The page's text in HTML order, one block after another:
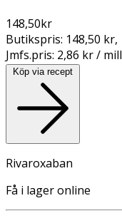
148,50kr
Butikspris: 148,50 kr,
Jmfs.pris: 2,86 kr /
Köp via recept
Rivaroxaban
Få i lager online